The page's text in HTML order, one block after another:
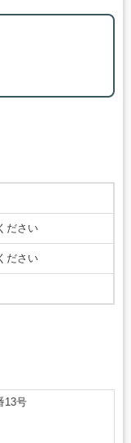
ださい
ださい
13号